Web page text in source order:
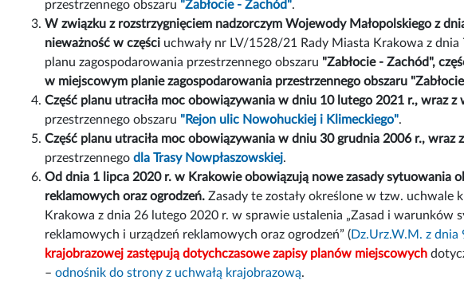
przestrzennego obszaru "Zabłocie - Zachód".
W związku z rozstrzygnięciem nadzorczym Wojewody Małopolskiego z
nieważność w części uchwały nr LV/1528/21 Rady Miasta Krakowa z
planu zagospodarowania przestrzennego obszaru "Zabłocie - Zachód",
w miejscowym planie zagospodarowania przestrzennego obszaru
Część planu utraciła moc obowiązywania w dniu 10 lutego 2021 r., wraz z
przestrzennego obszaru "Rejon ulic Nowohuckiej i Klimeckiego".
Część planu utraciła moc obowiązywania w dniu 30 grudnia 2006 r., wraz
przestrzennego dla Trasy Nowpłaszowskiej.
Od dnia 1 lipca 2020 r. w Krakowie obowiązują nowe zasady sytuowania
reklamowych oraz ogrodzeń. Zasady te zostały określone w tzw. uchwale
Krakowa z dnia 26 lutego 2020 r. w sprawie ustalenia „Zasad i warunków
reklamowych i urządzeń reklamowych oraz ogrodzeń” (Dz.Urz.W.M. z dnia
krajobrazowej zastępują dotychczasowe zapisy planów miejscowych
– odnośnik do strony z uchwałą krajobrazową.